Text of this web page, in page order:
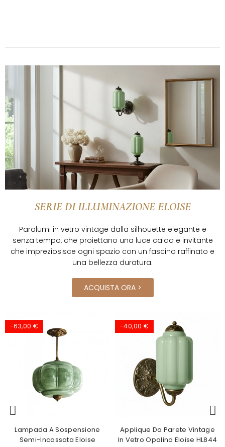
SERIE DI ILLUMINAZIONE ELOISE
Paralumi in vetro vintage dalla silhouette elegante e
senza tempo, che proiettano una luce calda e invitante
che impreziosisce ogni spazio con un fascino raffinato e
una bellezza duratura.
ACQUISTA ORA >
-63,00 €
Lampada A Sospensione
Semi-Incassata Eloise
-40,00 €
Applique Da Parete Vintage
In Vetro Opalino Eloise HL844